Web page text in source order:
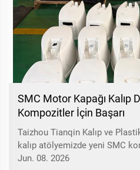
SMC Motor Kapağı Kalıp
Kompozitler İçin Başarı
Taizhou Tianqin Kalıp ve
kalıp atölyemizde yeni SMC
kalıp denemesini başarıyla
Jun. 08. 2026